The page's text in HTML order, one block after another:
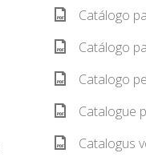
Catálogo
Catálogo
Catalogo
Catalogue
Catalogus